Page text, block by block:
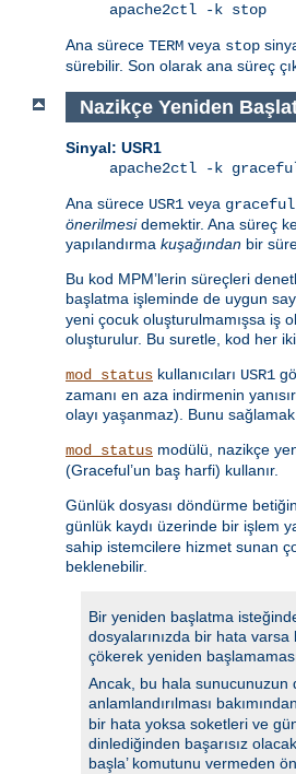
apache2ctl -k stop
Ana sürece TERM veya stop
sürebilir. Son olarak ana süreç
Nazikçe Yeniden
Sinyal: USR1
apache2ctl -k
Ana sürece USR1 veya graceful
önerilmesidemektir. Ana süreç
yapılandırma kuşağından bir
Bu kod MPM’lerin süreçleri
başlatma işleminde de uygun
yeni çocuk oluşturulmamışsa iş
oluşturulur. Bu suretle, kod her
mod_status kullanıcıları USR1
zamanı en aza indirmenin
olayı yaşanmaz). Bunu
mod_status modülü, nazikçe
(Graceful’un baş harfi) kullanır.
Günlük dosyası döndürme
günlük kaydı üzerinde bir işlem
sahip istemcilere hizmet sunan
beklenebilir.
Bir yeniden başlatma
dosyalarınızda bir hata
çökerek yeniden
Ancak, bu hala sunucunuzun
anlamlandırılması
bir hata yoksa soketleri ve
dinlediğinden başarısız
başla’ komutunu vermeden